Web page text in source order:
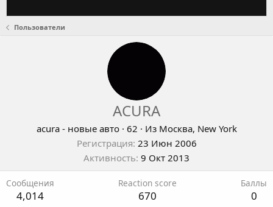
Пользователи
ACURA
acura - новые авто · 62 · Из Москва, New York
Регистрация 23 Июн 2006
Активность 9 Окт 2013
Сообщения
4,014
Reaction score
670
Баллы
0